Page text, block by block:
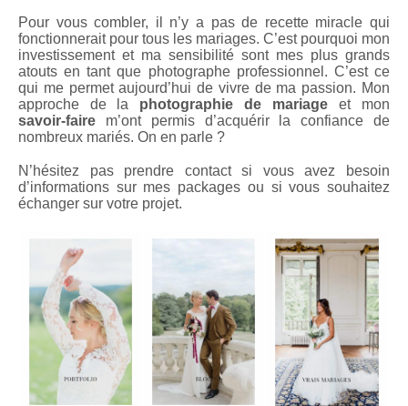
Pour vous combler, il n’y a pas de recette miracle qui
fonctionnerait pour tous les mariages. C’est pourquoi mon
investissement et ma sensibilité sont mes plus grands
atouts en tant que photographe professionnel. C’est ce
qui me permet aujourd’hui de vivre de ma passion. Mon
approche de la photographie de mariage et mon
savoir-faire m’ont permis d’acquérir la confiance de
nombreux mariés. On en parle ?
N’hésitez pas prendre contact si vous avez besoin
d’informations sur mes packages ou si vous souhaitez
échanger sur votre projet.